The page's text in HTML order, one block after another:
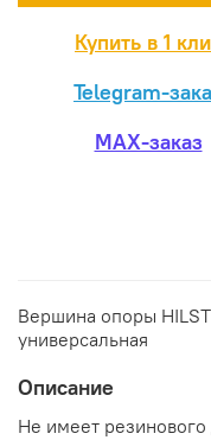
Купить в 1
Telegram-
MAX-заказ
Вершина опоры
универсальная
Описание
Не имеет